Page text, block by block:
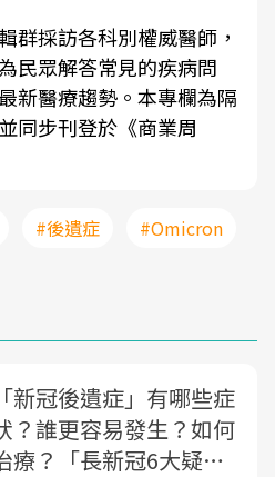
群採訪各科別權威醫師，
民眾解答常見的疾病問
新醫療趨勢。本專欄為隔
同步刊登於《商業周
#後遺症 #Omicron
「新冠後遺症」有哪些症
？誰更容易發生？如何
療？「長新冠6大疑